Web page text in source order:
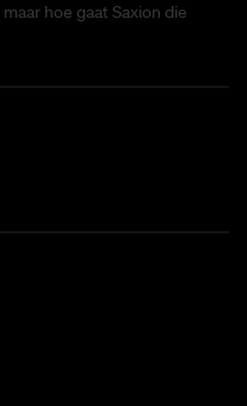
hoe gaat Saxion die